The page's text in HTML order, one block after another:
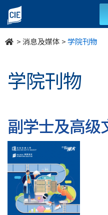
学
院
物
消
息
及
媒
体
>消息及媒体 >学院刊物
学院刊物
副学士及高级